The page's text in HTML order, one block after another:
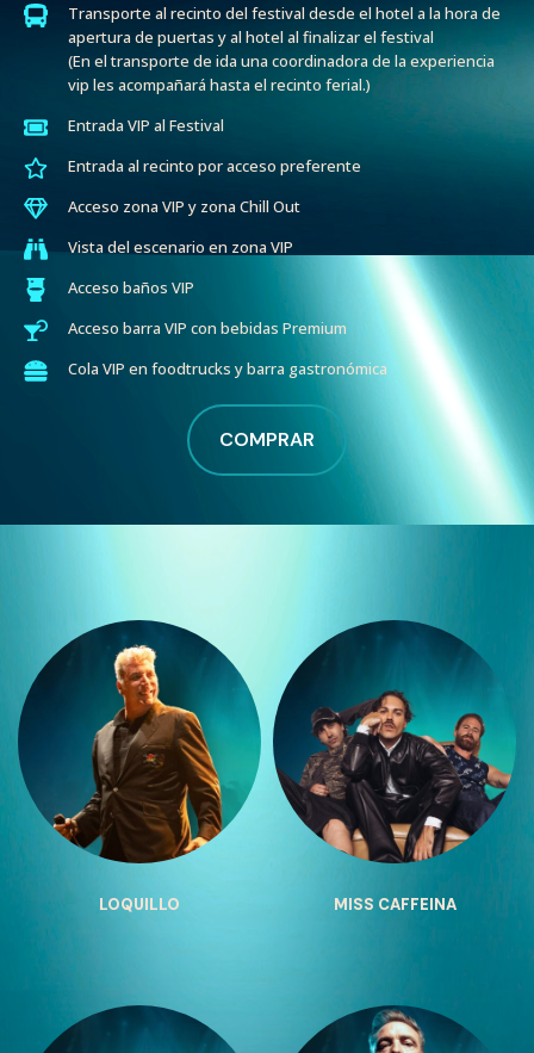
Transporte al recinto del festival desde el hotel a la hora de
apertura de puertas y al hotel al finalizar el festival
(En el transporte de ida una coordinadora de la experiencia
vip les acompañará hasta el recinto ferial.)
Entrada VIP al Festival
Entrada al recinto por acceso preferente
Acceso zona VIP y zona Chill Out
Vista del escenario en zona VIP
Acceso baños VIP
Acceso barra VIP con bebidas Premium
Cola VIP en foodtrucks y barra gastronómica
COMPRAR
LOQUILLO MISS CAFFEINA